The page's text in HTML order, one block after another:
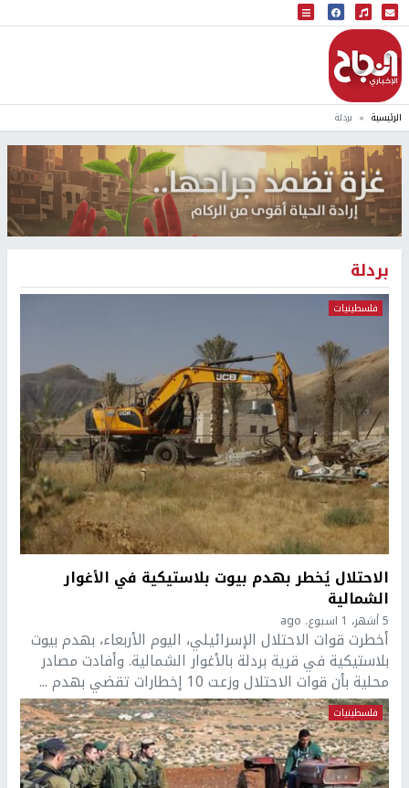
البث المباشر
إذاعة النجاح
الرئيسية بردلة
بردلة
فلسطينيات
الاحتلال يُخطر بهدم بيوت بلاستيكية في الأغوار
الشمالية
5 أشهر، 1 اسبوع. ago
أخطرت قوات الاحتلال الإسرائيلي، اليوم الأربعاء، بهدم بيوت
بلاستيكية في قرية بردلة بالأغوار الشمالية. وأفادت مصادر
محلية بأن قوات الاحتلال وزعت 10 إخطارات تقضي بهدم ...
فلسطينيات